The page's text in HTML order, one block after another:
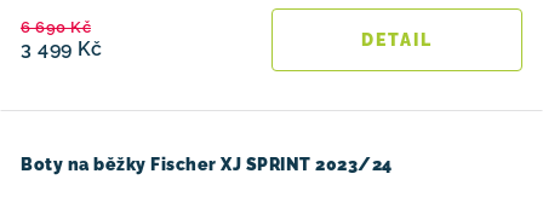
3 499 Kč
6 690 Kč
Boty na běžky Fischer XJ SPRINT 2023/24